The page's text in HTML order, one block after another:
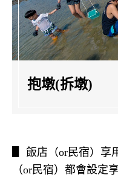
抱墩(拆墩)
▋ 飯店（or民宿）享
（or民宿）都會設定